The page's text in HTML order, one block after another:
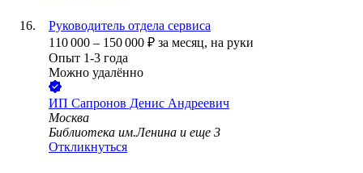
Руководитель отдела сервиса
110 000 – 150 000 ₽ за месяц, на руки
Опыт 1-3 года
Можно удалённо
ИП Сапронов Денис Андреевич
Москва
Библиотека им.Ленина и еще 3
Откликнуться